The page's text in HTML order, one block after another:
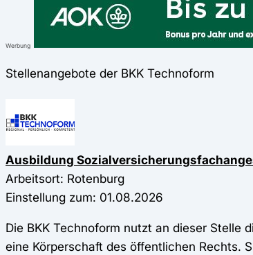
Werbung
Stellenangebote der BKK Technoform
Ausbildung
Arbeitsort: Rotenburg
Einstellung zum: 01.08.2026
Die BKK Technoform nutzt an dieser Stelle
eine Körperschaft des öffentlichen Rechts.